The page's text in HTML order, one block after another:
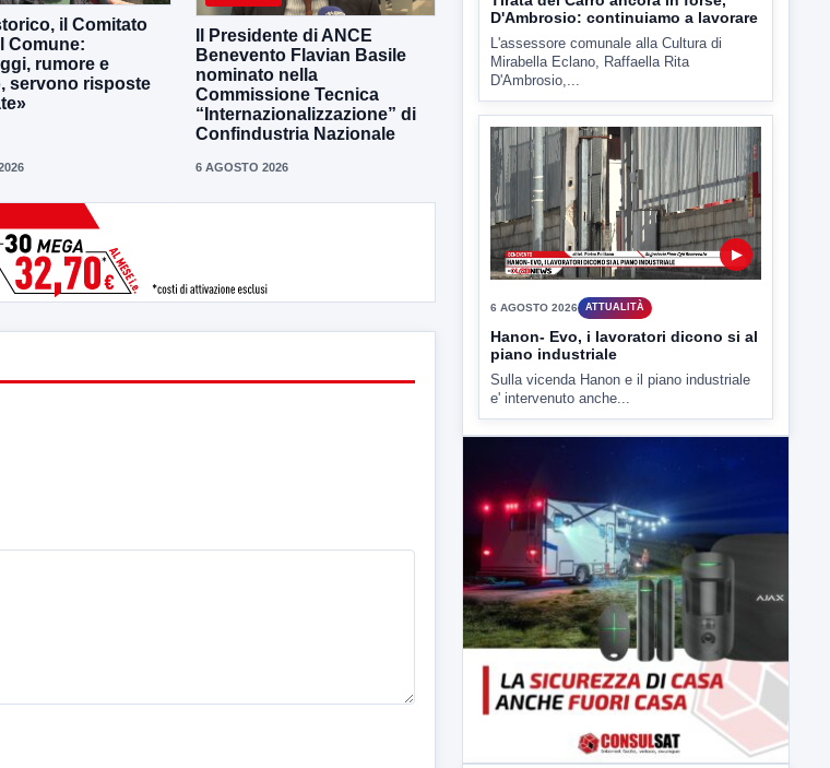
il Comitato
Comune:
rumore e
servono risposte
Il Presidente di ANCE
Benevento Flavian Basile
nominato nella
Commissione Tecnica
“Internazionalizzazione” di
Confindustria Nazionale
6 AGOSTO 2026
6 AGOSTO 2026 ATTUALITÀ
Tirata del Carro ancora in forse,
D'Ambrosio: continuiamo a lavorare
L'assessore comunale alla Cultura di
Mirabella Eclano, Raffaella Rita
D'Ambrosio,...
▶
Hanon- Evo, i lavoratori dicono si al
piano industriale
Sulla vicenda Hanon e il piano industriale
e' intervenuto anche...